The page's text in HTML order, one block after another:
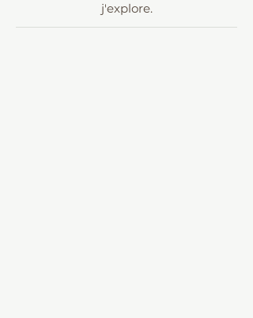
j'explore.